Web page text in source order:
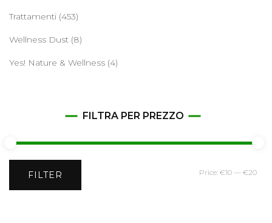
Trattamenti (453)
Wellness Dust (8)
Yes! Nature & Wellness (4)
FILTRA PER PREZZO
Min
FILTER Price: €10 — €20